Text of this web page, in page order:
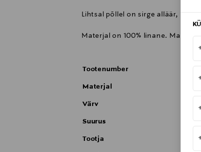
Lihtsal põllel on sirge alläär,
Materjal on 100% linane.
Tootenumber
Materjal
Värv
Suurus
Tootja